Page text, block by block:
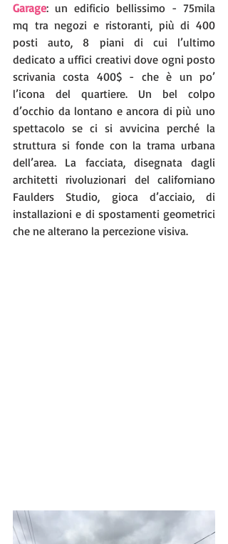
Garage: un edificio bellissimo - 75mila
mq tra negozi e ristoranti, più di 400
posti auto, 8 piani di cui l’ultimo
dedicato a uffici creativi dove ogni posto
scrivania costa 400$ - che è un po’
l’icona del quartiere. Un bel colpo
d’occhio da lontano e ancora di più uno
spettacolo se ci si avvicina perché la
struttura si fonde con la trama urbana
dell’area. La facciata, disegnata dagli
architetti rivoluzionari del californiano
Faulders Studio, gioca d’acciaio, di
installazioni e di spostamenti geometrici
che ne alterano la percezione visiva.